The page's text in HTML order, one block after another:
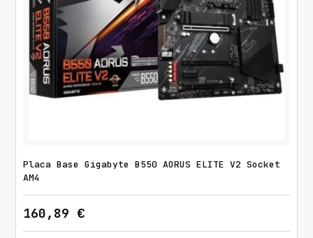
Placa Base Gigabyte B550 AORUS ELITE V2 Socket
AM4
160,89 €